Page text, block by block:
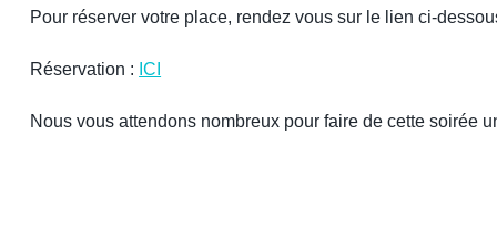
Pour réserver votre place, rendez vous sur le lien ci-
Réservation : ICI
Nous vous attendons nombreux pour faire de cette soirée